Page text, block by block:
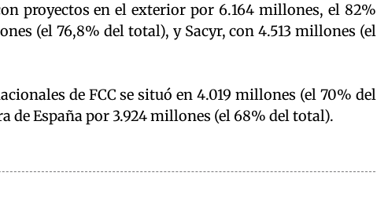
proyectos en el exterior por 6.164 millones, el 82%
(el 76,8% del total), y Sacyr, con 4.513 millones (el
de FCC se situó en 4.019 millones (el 70% del
de España por 3.924 millones (el 68% del total).